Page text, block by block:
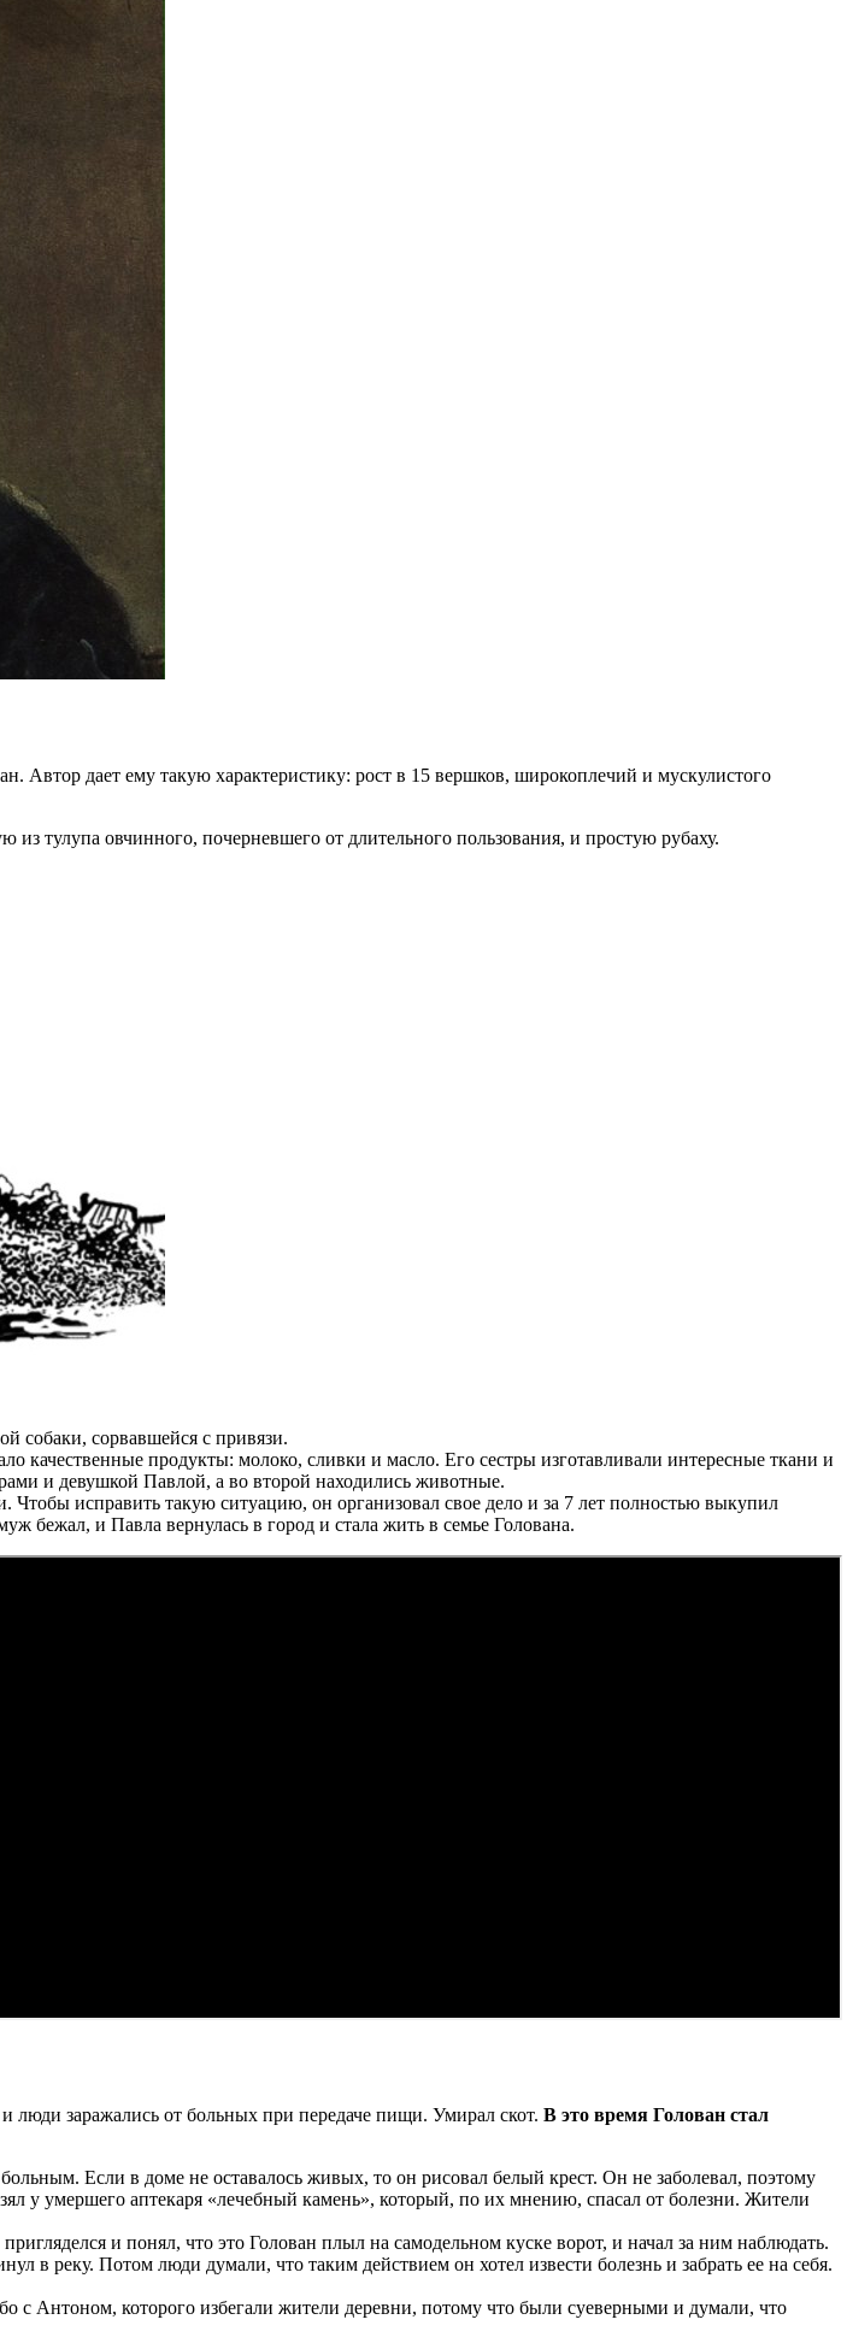
Автор дает ему такую характеристику: рост в 15 вершков, широкоплечий и мускулистого
тулупа овчинного, почерневшего от длительного пользования, и простую рубаху.
собаки, сорвавшейся с привязи.
качественные продукты: молоко, сливки и масло. Его сестры изготавливали интересные ткани и
и девушкой Павлой, а во второй находились животные.
исправить такую ситуацию, он организовал свое дело и за 7 лет полностью выкупил
бежал, и Павла вернулась в город и стала жить в семье Голована.
люди заражались от больных при передаче пищи. Умирал скот. В это время Голован стал
Если в доме не оставалось живых, то он рисовал белый крест. Он не заболевал, поэтому
у умершего аптекаря «лечебный камень», который, по их мнению, спасал от болезни. Жители
и понял, что это Голован плыл на самодельном куске ворот, и начал за ним наблюдать.
в реку. Потом люди думали, что таким действием он хотел извести болезнь и забрать ее на себя.
с Антоном, которого избегали жители деревни, потому что были суеверными и думали, что